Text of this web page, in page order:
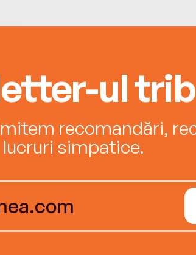
ul
recomandări,
lucruri simpatice.